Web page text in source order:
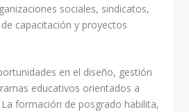
sociales, sindicatos,
capacitación y proyectos
en el diseño, gestión
educativos orientados a
formación de posgrado habilita,